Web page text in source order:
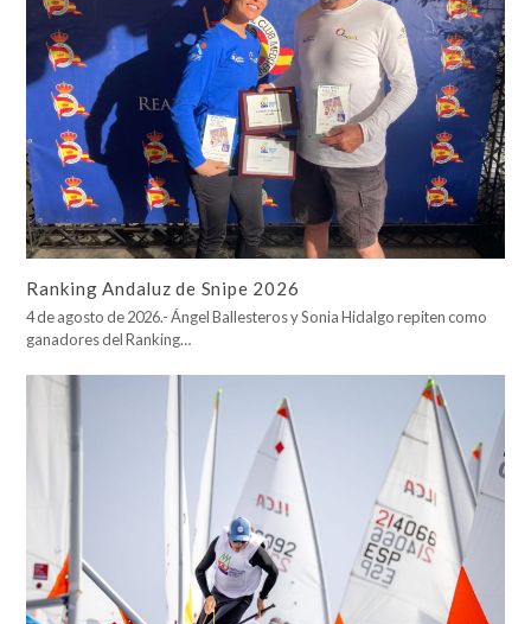
Ranking Andaluz de Snipe 2026
4 de agosto de 2026.- Ángel Ballesteros y Sonia Hidalgo repiten como
ganadores del Ranking…